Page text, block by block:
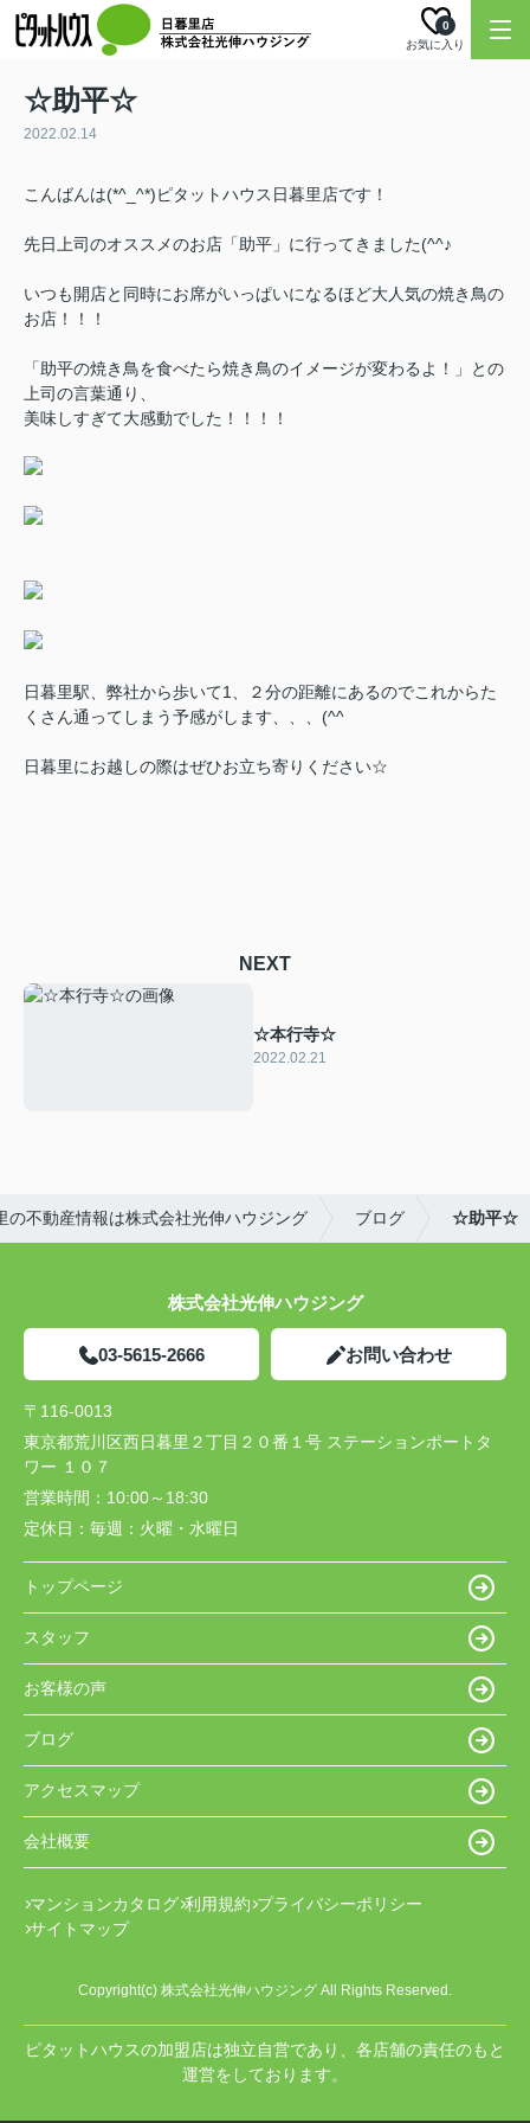
お気に入り
0
☆助平☆
2022.02.14
こんばんは(*^_^*)ピタットハウス日暮里店です！
先日上司のオススメのお店「助平」に行ってきました(^^♪
いつも開店と同時にお席がいっぱいになるほど大人気の焼き鳥の
お店！！！
「助平の焼き鳥を食べたら焼き鳥のイメージが変わるよ！」との
上司の言葉通り、
美味しすぎて大感動でした！！！！
日暮里駅、弊社から歩いて1、２分の距離にあるのでこれからた
くさん通ってしまう予感がします、、、(^^ゞ
日暮里にお越しの際はぜひお立ち寄りください☆
NEXT
☆本行寺☆
2022.02.21
の不動産情報は株式会社光伸ハウジング ブログ ☆助平☆
株式会社光伸ハウジング
03-5615-2666 お問い合わせ
〒116-0013
東京都荒川区西日暮里２丁目２０番１号 ステーションポートタ
ワー １０７
営業時間： 10:00～18:30
定休日： 毎週：火曜・水曜日
トップページ
スタッフ
お客様の声
ブログ
アクセスマップ
会社概要
マンションカタログ 利用規約 プライバシーポリシー
サイトマップ
Copyright(c) 株式会社光伸ハウジング All Rights Reserved.
ピタットハウスの加盟店は独立自営であり、各店舗の責任のもと
運営をしております。